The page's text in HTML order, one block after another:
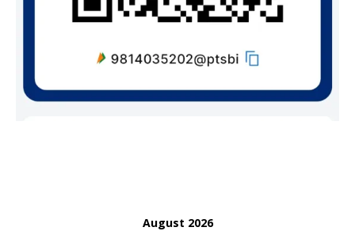
August 2026